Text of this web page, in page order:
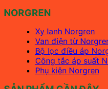
NORGREN
Xy lanh Norgren
Van điện từ
Bộ lọc điều áp
Công tắc áp suất
Phụ kiện Norgren